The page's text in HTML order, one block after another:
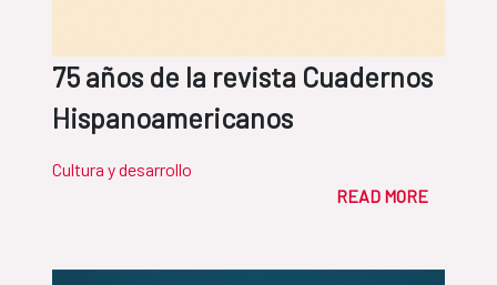
75 años de la revista Cuadernos
Hispanoamericanos
Cultura y desarrollo
READ MORE